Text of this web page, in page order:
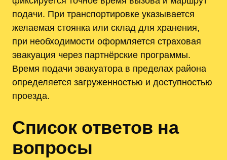
подачи. При транспортировке указывается
желаемая стоянка или склад для хранения,
при необходимости оформляется страховая
эвакуация через партнёрские программы.
Время подачи эвакуатора в пределах района
определяется загруженностью и доступностью
проезда.
Список ответов на
вопросы